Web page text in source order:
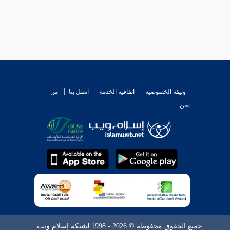
.
.
الكفار من الآيات .
وثيقة الخصوصية اتفاقية الخدمة اتصل بنا
من
نحن
جميع الحقوق محفوظة © 2026 - 1998 لشبكة إسلام ويب